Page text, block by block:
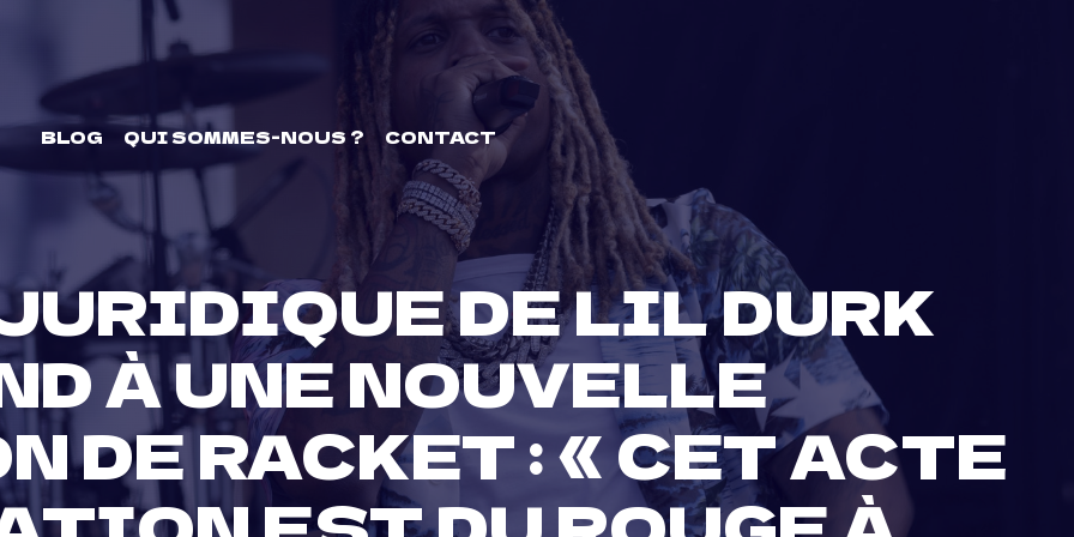
BLOG QUI SOMMES-NOUS ? CONTACT
DE LIL DURK
À UNE NOUVELLE
DE RACKET : « CET ACTE